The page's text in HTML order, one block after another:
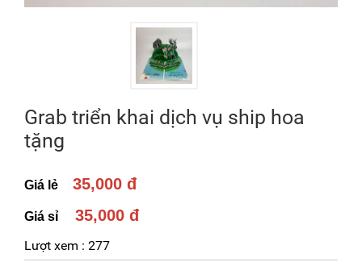
Grab triển khai dịch vụ ship hoa
tặng
Giá lẻ 35,000 đ
Giá sỉ 35,000 đ
Lượt xem : 277